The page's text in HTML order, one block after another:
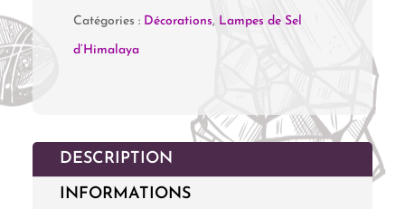
Sel
de
&
Mandala"
(5
Catégories : Décorations, Lampes de Sel
d’Himalaya
DESCRIPTION
INFORMATIONS